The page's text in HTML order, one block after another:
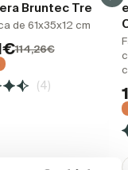
Bruntec Tre
de 61x35x12 cm
114,26€
(4)